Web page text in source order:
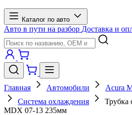
Каталог по авто
Авто в пути на разбор Доставка и
Главная Автомобили Acura
Система охлаждения
MDX 07-13 235мм